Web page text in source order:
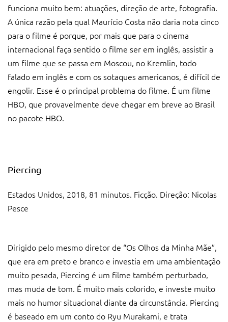
funciona muito bem: atuações, direção de arte, fotografia.
A única razão pela qual Maurício Costa não daria nota cinco
para o filme é porque, por mais que para o cinema
internacional faça sentido o filme ser em inglês, assistir a
um filme que se passa em Moscou, no Kremlin, todo
falado em inglês e com os sotaques americanos, é difícil de
engolir. Esse é o principal problema do filme. É um filme
HBO, que provavelmente deve chegar em breve ao Brasil
no pacote HBO.
Piercing
Estados Unidos, 2018, 81 minutos. Ficção. Direção: Nicolas
Pesce
Dirigido pelo mesmo diretor de “Os Olhos da Minha Mãe”,
que era em preto e branco e investia em uma ambientação
muito pesada, Piercing é um filme também perturbado,
mas muda de tom. É muito mais colorido, e investe muito
mais no humor situacional diante da circunstância. Piercing
é baseado em um conto do Ryu Murakami, e trata